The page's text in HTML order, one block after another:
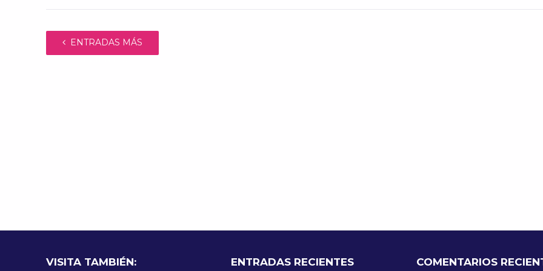
ENTRADAS MÁS
VISITA TAMBIÉN: ENTRADAS RECIENTES COMENTARIOS